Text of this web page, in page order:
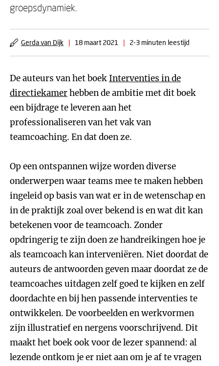
groepsdynamiek.
Gerda van Dijk | 18 maart 2021 | 2-3 minuten leestijd
De auteurs van het boekInterventies in de
directiekamerhebben de ambitie met dit boek
een bijdrage te leveren aan het
professionaliseren van het vak van
teamcoaching. En dat doen ze.
Op een ontspannen wijze worden diverse
onderwerpen waar teams mee te maken hebben
ingeleid op basis van wat er in de wetenschap en
in de praktijk zoal over bekend is en wat dit kan
betekenen voor de teamcoach. Zonder
opdringerig te zijn doen ze handreikingen hoe je
als teamcoach kan interveniëren. Niet doordat de
auteurs de antwoorden geven maar doordat ze de
teamcoaches uitdagen zelf goed te kijken en zelf
doordachte en bij hen passende interventies te
ontwikkelen. De voorbeelden en werkvormen
zijn illustratief en nergens voorschrijvend. Dit
maakt het boek ook voor de lezer spannend: al
lezende ontkom je er niet aan om je af te vragen